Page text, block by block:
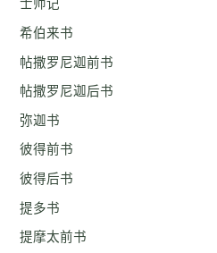
士师记
希伯来书
帖撒罗尼迦前书
帖撒罗尼迦后书
弥迦书
彼得前书
彼得后书
提多书
提摩太前书